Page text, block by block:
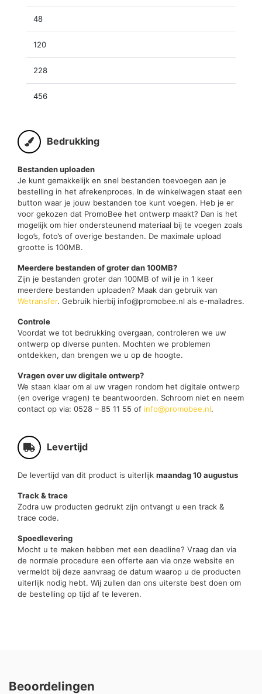
48
120
228
456
Bedrukking
Bestanden uploaden
Je kunt gemakkelijk en snel bestanden toevoegen aan je
bestelling in het afrekenproces. In de winkelwagen staat een
button waar je jouw bestanden toe kunt voegen. Heb je er
voor gekozen dat PromoBee het ontwerp maakt? Dan is het
mogelijk om hier ondersteunend materiaal bij te voegen zoals
logo’s, foto’s of overige bestanden. De maximale upload
grootte is 100MB.
Meerdere bestanden of groter dan 100MB?
Zijn je bestanden groter dan 100MB of wil je in 1 keer
meerdere bestanden uploaden? Maak dan gebruik van
Wetransfer. Gebruik hierbij info@promobee.nl als e-mailadres.
Controle
Voordat we tot bedrukking overgaan, controleren we uw
ontwerp op diverse punten. Mochten we problemen
ontdekken, dan brengen we u op de hoogte.
Vragen over uw digitale ontwerp?
We staan klaar om al uw vragen rondom het digitale ontwerp
(en overige vragen) te beantwoorden. Schroom niet en neem
contact op via: 0528 – 85 11 55 of info@promobee.nl.
Levertijd
De levertijd van dit product is uiterlijk maandag 10 augustus
Track & trace
Zodra uw producten gedrukt zijn ontvangt u een track &
trace code.
Spoedlevering
Mocht u te maken hebben met een deadline? Vraag dan via
de normale procedure een offerte aan via onze website en
vermeldt bij deze aanvraag de datum waarop u de producten
uiterlijk nodig hebt. Wij zullen dan ons uiterste best doen om
de bestelling op tijd af te leveren.
Beoordelingen